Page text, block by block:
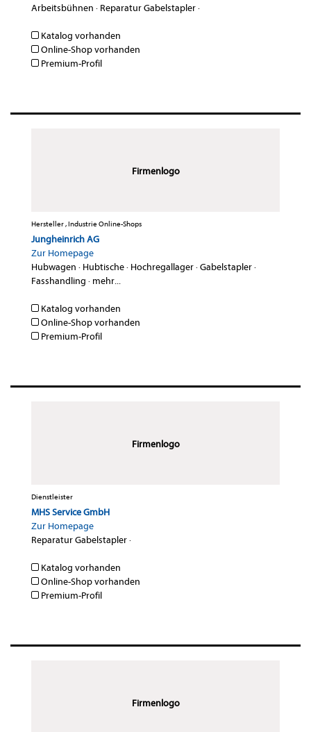
Arbeitsbühnen · Reparatur Gabelstapler·
Katalog vorhanden
Online-Shop vorhanden
Premium-Profil
Firmenlogo
Hersteller , Industrie Online-Shops
Jungheinrich AG
Zur Homepage
Hubwagen · Hubtische· Hochregallager·Gabelstapler·
Fasshandling · mehr...
Katalog vorhanden
Online-Shop vorhanden
Premium-Profil
Firmenlogo
Dienstleister
MHS Service GmbH
Zur Homepage
Reparatur Gabelstapler·
Katalog vorhanden
Online-Shop vorhanden
Premium-Profil
Firmenlogo